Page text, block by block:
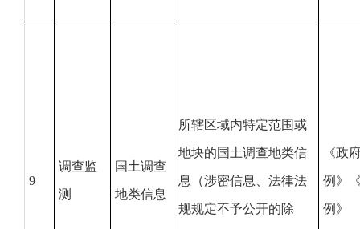
9
调查监
测
国土调查
地类信息
所辖区域内特定范围或
地块的国土调查地类信
息（涉密信息、法律法
规规定不予公开的除
《政
例》
例》